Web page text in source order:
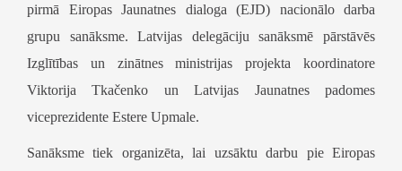
pirmā Eiropas Jaunatnes dialoga (EJD) nacionālo darba
grupu sanāksme. Latvijas delegāciju sanāksmē pārstāvēs
Izglītības un zinātnes ministrijas projekta koordinatore
Viktorija Tkačenko un Latvijas Jaunatnes padomes
viceprezidente Estere Upmale.
Sanāksme tiek organizēta, lai uzsāktu darbu pie Eiropas